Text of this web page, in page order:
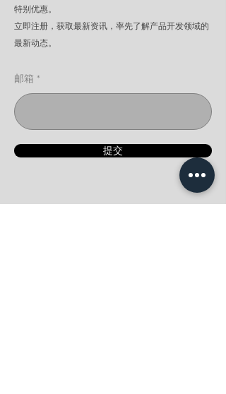
特别优惠。
立即注册，获取最新资讯，率先了解产品开发领域的
最新动态。
邮箱
提交